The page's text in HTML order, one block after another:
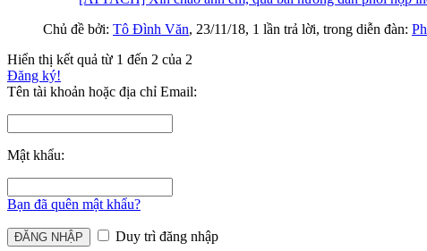
Chủ đề bởi: Tô Đình Văn, 23/11/18, 1 lần trả lời, trong diễn đàn:
Hiển thị kết quả từ 1 đến 2 của 2
Đăng ký!
Tên tài khoản hoặc địa chỉ Email:
Mật khẩu:
Bạn đã quên mật khẩu?
Duy trì đăng nhập